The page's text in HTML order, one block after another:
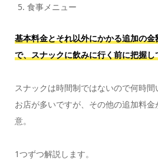
食事メニュー
基本料金とそれ以外にかかる追加の
で、スナックに飲みに行く前に把握し
スナックは時間制ではないので何時
お店が多いですが、その他の追加料
意。
1つずつ解説します。